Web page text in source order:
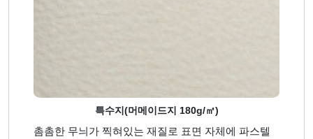
특수지(머메이드지 180g/㎡)
촘촘한 무늬가 찍혀있는 재질로 표면 자체에 파스텔